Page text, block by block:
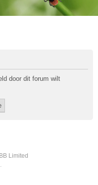
door dit forum wilt
Limited
.